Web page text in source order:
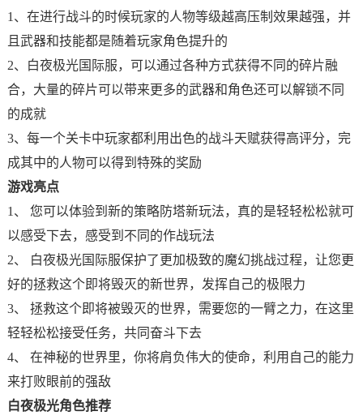
1、在进行战斗的时候玩家的人物等级越高压制效果越强，并
且武器和技能都是随着玩家角色提升的
2、白夜极光国际服，可以通过各种方式获得不同的碎片融
合，大量的碎片可以带来更多的武器和角色还可以解锁不同
的成就
3、每一个关卡中玩家都利用出色的战斗天赋获得高评分，完
成其中的人物可以得到特殊的奖励
游戏亮点
1、 您可以体验到新的策略防塔新玩法，真的是轻轻松松就可
以感受下去，感受到不同的作战玩法
2、 白夜极光国际服保护了更加极致的魔幻挑战过程，让您更
好的拯救这个即将毁灭的新世界，发挥自己的极限力
3、 拯救这个即将被毁灭的世界，需要您的一臂之力，在这里
轻轻松松接受任务，共同奋斗下去
4、 在神秘的世界里，你将肩负伟大的使命，利用自己的能力
来打败眼前的强敌
白夜极光角色推荐